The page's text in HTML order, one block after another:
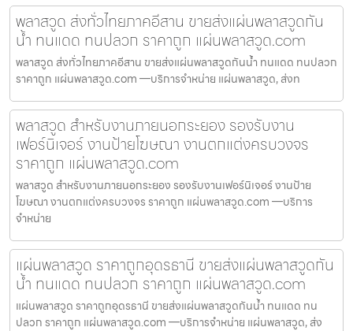
พลาสวูด ส่งทั่วไทยภาคอีสาน ขายส่งแผ่นพลาสวูดกัน
น้ำ ทนแดด ทนปลวก ราคาถูก แผ่นพลาสวูด.com
พลาสวูด ส่งทั่วไทยภาคอีสาน ขายส่งแผ่นพลาสวูดกันน้ำ ทนแดด ทนปลวก
ราคาถูก แผ่นพลาสวูด.com —บริการจำหน่าย แผ่นพลาสวูด, ส่งท
พลาสวูด สำหรับงานภายนอกระยอง รองรับงาน
เฟอร์นิเจอร์ งานป้ายโฆษณา งานตกแต่งครบวงจร
ราคาถูก แผ่นพลาสวูด.com
พลาสวูด สำหรับงานภายนอกระยอง รองรับงานเฟอร์นิเจอร์ งานป้าย
โฆษณา งานตกแต่งครบวงจร ราคาถูก แผ่นพลาสวูด.com —บริการ
จำหน่าย
แผ่นพลาสวูด ราคาถูกอุดรธานี ขายส่งแผ่นพลาสวูดกัน
น้ำ ทนแดด ทนปลวก ราคาถูก แผ่นพลาสวูด.com
แผ่นพลาสวูด ราคาถูกอุดรธานี ขายส่งแผ่นพลาสวูดกันน้ำ ทนแดด ทน
ปลวก ราคาถูก แผ่นพลาสวูด.com —บริการจำหน่าย แผ่นพลาสวูด, ส่ง